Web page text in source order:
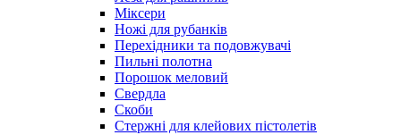
Міксери
Ножі для рубанків
Перехідники та подовжувачі
Пильні полотна
Порошок меловий
Свердла
Скоби
Стержні для клейових пістолетів